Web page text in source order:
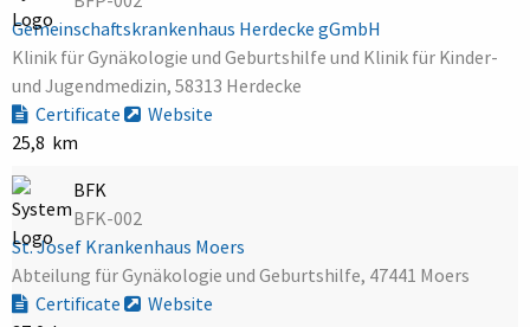
Gemeinschaftskrankenhaus Herdecke gGmbH
Klinik für Gynäkologie und Geburtshilfe und Klinik für Kinder-
und Jugendmedizin, 58313 Herdecke
Certificate
Website
25,8 km
BFK
BFK-002
St. Josef Krankenhaus Moers
Abteilung für Gynäkologie und Geburtshilfe, 47441 Moers
Certificate
Website